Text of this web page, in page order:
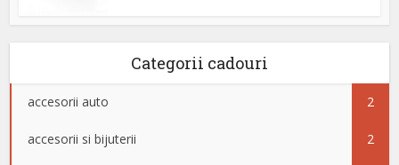
Categorii cadouri
accesorii auto 2
accesorii si bijuterii 2